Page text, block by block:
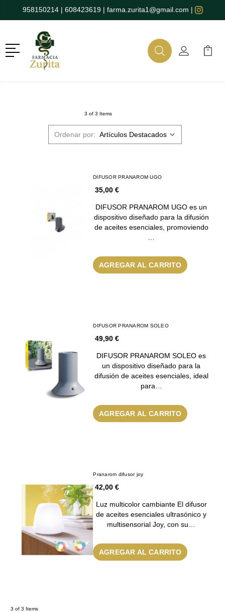
958150214| 608423619| farma.zurita1@gmail.com |
Menú
BuscarMi Cuenta
Mi
3 of 3 Items
Ordenar por:
DIFUSOR PRANAROM UGO
35,00 €
DIFUSOR PRANAROM UGO es un
dispositivo diseñado para la difusión
de aceites esenciales, promoviendo
AGREGAR AL CARRITO
DIFUSOR PRANAROM SOLEO
49,90 €
DIFUSOR PRANAROM SOLEO es
un dispositivo diseñado para la
difusión de aceites esenciales, ideal
para…
AGREGAR AL CARRITO
Pranarom difusor joy
42,00 €
Luz multicolor cambiante El difusor
de aceites esenciales ultrasónico y
multisensorial Joy, con su…
AGREGAR AL CARRITO
3 of 3 Items